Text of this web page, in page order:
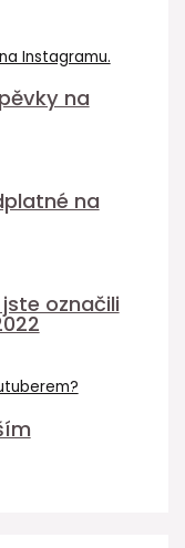
na
na
označili